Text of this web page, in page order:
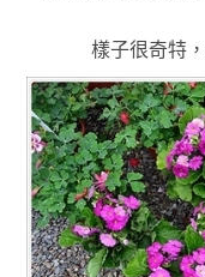
樣子很奇特 ，